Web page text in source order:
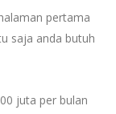
pertama
saja anda butuh
juta per bulan